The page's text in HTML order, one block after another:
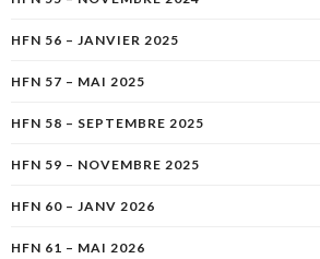
HFN 56 – JANVIER 2025
HFN 57 – MAI 2025
HFN 58 – SEPTEMBRE 2025
HFN 59 – NOVEMBRE 2025
HFN 60 – JANV 2026
HFN 61 – MAI 2026